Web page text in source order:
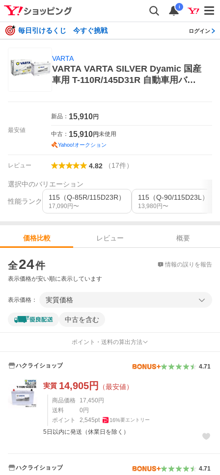
i
毎日引けるくじ 今すぐ挑戦 ログイン
VARTA
VARTA VARTA SILVER Dyamic 国産
車用 T-110R/145D31R 自動車用バッ
最安値
新品： 15,910円
中古： 15,910円未使用
Yahoo!オークション
レビュー 4.82 （17件）
選択中のバリエーション
性能ランク 115（Q-85R/115D23R）
17,090 円〜
115（Q-90/115D23L）
13,980 円〜
価格比較 レビュー
概要
全24件 情報の誤りを報告
表示価格が安い順に表示しています
表示価格： 実質価格
中古を含む
ポイント・送料の算出方法
ハクライショップ 4.71
実質 14,905円 （最安値）
商品価格 17,450 円
送料
0 円
ポイント
2,545pt 16%要エントリー
5日以内に発送（休業日を除く）
ハクライショップ 4.71